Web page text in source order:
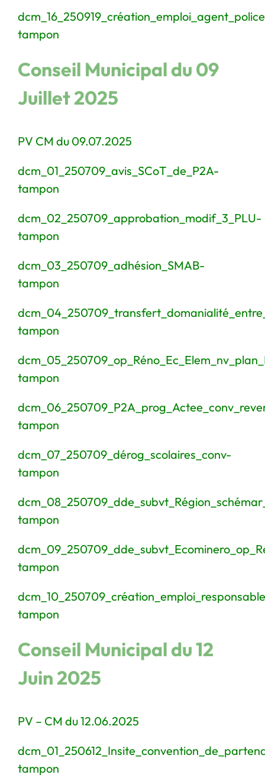
tampon
Conseil Municipal du 09
Juillet 2025
PV CM du 09.07.2025
dcm_01_250709_avis_SCoT_de_P2A-
tampon
dcm_02_250709_approbation_modif_3_PLU-
tampon
dcm_03_250709_adhésion_SMAB-
tampon
tampon
tampon
tampon
dcm_07_250709_dérog_scolaires_conv-
tampon
tampon
tampon
tampon
Conseil Municipal du 12
Juin 2025
PV – CM du 12.06.2025
tampon